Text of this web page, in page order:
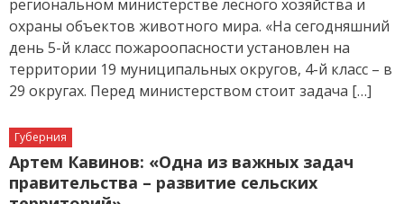
региональном министерстве лесного хозяйства и
охраны объектов животного мира. «На сегодняшний
день 5-й класс пожароопасности установлен на
территории 19 муниципальных округов, 4-й класс – в
29 округах. Перед министерством стоит задача […]
Губерния
Артем Кавинов: «Одна из важных задач
правительства – развитие сельских